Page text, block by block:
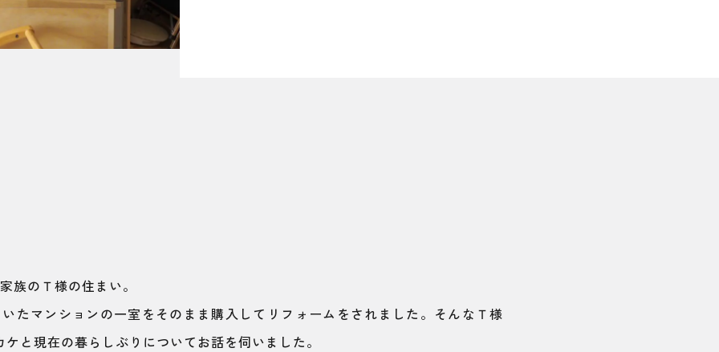
族のＴ様の住まい。
たマンションの一室をそのまま購入してリフォームをされました。そんなＴ様
と現在の暮らしぶりについてお話を伺いました。